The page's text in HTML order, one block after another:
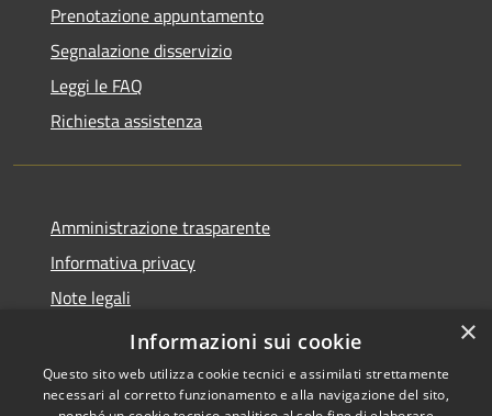
Prenotazione appuntamento
Segnalazione disservizio
Leggi le FAQ
Richiesta assistenza
Amministrazione trasparente
Informativa privacy
Note legali
Dichiarazione di accessibilità
×
Informazioni sui cookie
Questo sito web utilizza cookie tecnici e assimilati strettamente
necessari al corretto funzionamento e alla navigazione del sito,